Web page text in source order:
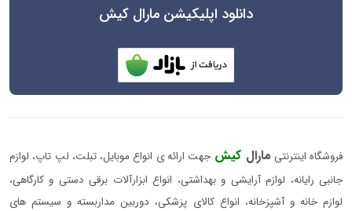
دانلود اپلیکیشن مارال کیش
فروشگاه اینترنتی مارال کیش جهت ارائه ی انواع موبایل، تبلت، لپ تاپ، لوازم
جانبی رایانه، لوازم آرایشی و بهداشتی، انواع ابزارآلات برقی دستی و کارگاهی،
لوازم خانه و آشپزخانه، انواع کالای پزشکی، دوربین مداربسته و سیستم های